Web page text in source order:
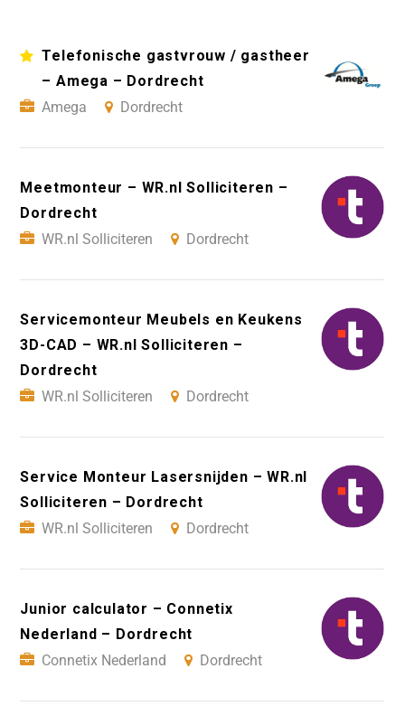
Telefonische gastvrouw / gastheer
– Amega – Dordrecht
Amega
Dordrecht
Meetmonteur – WR.nl Solliciteren –
Dordrecht
WR.nl Solliciteren
Dordrecht
Servicemonteur Meubels en Keukens
3D-CAD – WR.nl Solliciteren –
Dordrecht
WR.nl Solliciteren
Dordrecht
Service Monteur Lasersnijden – WR.nl
Solliciteren – Dordrecht
WR.nl Solliciteren
Dordrecht
Junior calculator – Connetix
Nederland – Dordrecht
Connetix Nederland
Dordrecht